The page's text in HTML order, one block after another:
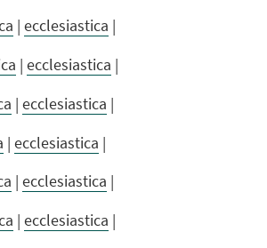
| ecclesiastica |
| ecclesiastica |
| ecclesiastica |
| ecclesiastica |
| ecclesiastica |
| ecclesiastica |